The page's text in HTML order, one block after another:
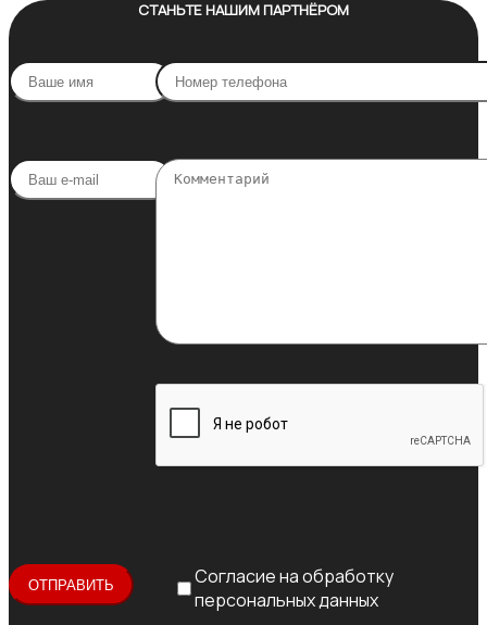
СТАНЬТЕ НАШИМ ПАРТНЁРОМ
Согласие на обработку
персональных данных